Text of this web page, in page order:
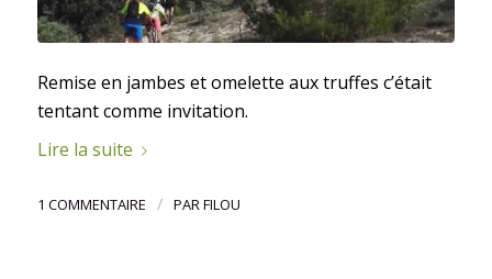
Remise en jambes et omelette aux truffes c’était
tentant comme invitation.
Lire la suite
1 COMMENTAIRE / PAR FILOU